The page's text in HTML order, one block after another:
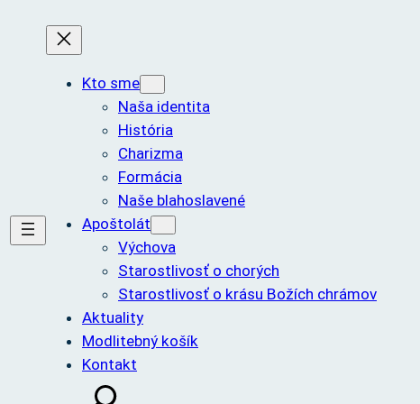
Kto sme
Naša identita
História
Charizma
Formácia
Naše blahoslavené
Apoštolát
Výchova
Starostlivosť o chorých
Starostlivosť o krásu Božích chrámov
Aktuality
Modlitebný košík
Kontakt